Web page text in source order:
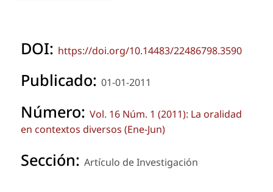
DOI: https://doi.org/10.14483/22486798.3590
Publicado: 01-01-2011
Número: Vol. 16 Núm. 1 (2011): La oralidad
en contextos diversos (Ene-Jun)
Sección: Artículo de Investigación